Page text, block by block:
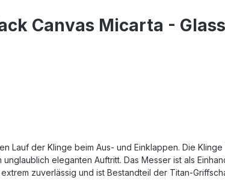
Canvas Micarta -
Lauf der Klinge beim Aus- und Einklappen. Die
eleganten Auftritt. Das Messer ist als
zuverlässig und ist Bestandteil der Titan-